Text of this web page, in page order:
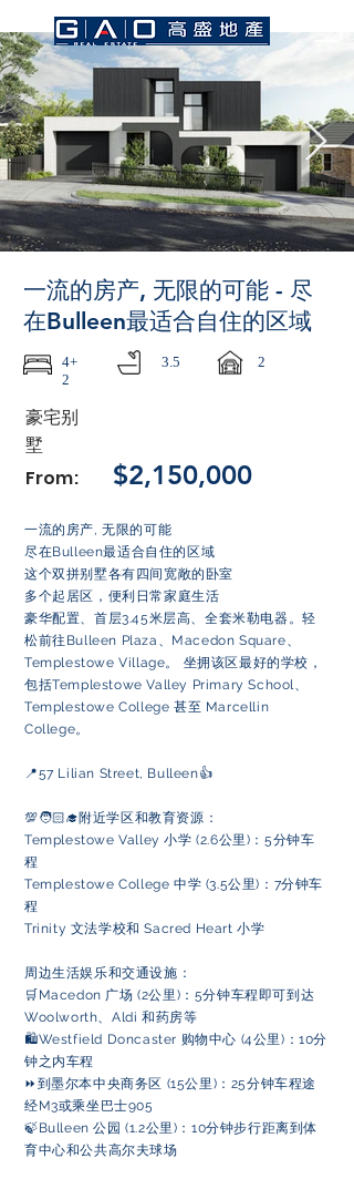
一流的房产, 无限的可能 - 尽
在Bulleen最适合自住的区域
4+
2
3.5 2
豪宅别
墅
$2,150,000
From:
一流的房产, 无限的可能
尽在Bulleen最适合自住的区域
这个双拼别墅各有四间宽敞的卧室
多个起居区，便利日常家庭生活
豪华配置、首层3.45米层高、全套米勒电器。轻
松前往Bulleen Plaza、Macedon Square、
Templestowe Village。 坐拥该区最好的学校，
包括Templestowe Valley Primary School、
Templestowe College 甚至 Marcellin
College。
📍57 Lilian Street, Bulleen👍
💯🧑🏻‍🎓附近学区和教育资源：
Templestowe Valley 小学 (2.6公里)：5分钟车
程
Templestowe College 中学 (3.5公里)：7分钟车
程
Trinity 文法学校和 Sacred Heart 小学
周边生活娱乐和交通设施：
🛒Macedon 广场 (2公里)：5分钟车程即可到达
Woolworth、Aldi 和药房等
🛍️Westfield Doncaster 购物中心 (4公里)：10分
钟之内车程
⏩️到墨尔本中央商务区 (15公里)：25分钟车程途
经M3或乘坐巴士905
🍃Bulleen 公园 (1.2公里)：10分钟步行距离到体
育中心和公共高尔夫球场